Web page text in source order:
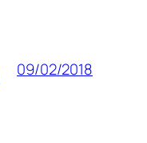
09/02/2018